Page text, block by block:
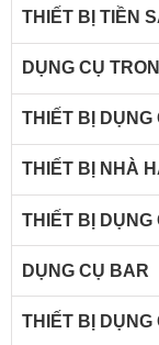
THIẾT BỊ TIỀN
DỤNG CỤ
THIẾT BỊ DỤNG
THIẾT BỊ NHÀ
THIẾT BỊ DỤNG
DỤNG CỤ BAR
THIẾT BỊ DỤNG